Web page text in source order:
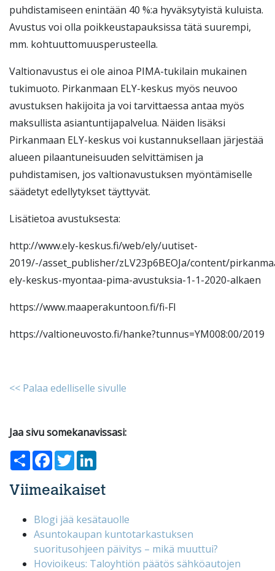
puhdistamiseen enintään 40 %:a hyväksytyistä kuluista.
Avustus voi olla poikkeustapauksissa tätä suurempi,
mm. kohtuuttomuusperusteella.
Valtionavustus ei ole ainoa PIMA-tukilain mukainen
tukimuoto. Pirkanmaan ELY-keskus myös neuvoo
avustuksen hakijoita ja voi tarvittaessa antaa myös
maksullista asiantuntijapalvelua. Näiden lisäksi
Pirkanmaan ELY-keskus voi kustannuksellaan järjestää
alueen pilaantuneisuuden selvittämisen ja
puhdistamisen, jos valtionavustuksen myöntämiselle
säädetyt edellytykset täyttyvät.
Lisätietoa avustuksesta:
http://www.ely-keskus.fi/web/ely/uutiset-
2019/-/asset_publisher/zLV23p6BEOJa/content/
ely-keskus-myontaa-pima-avustuksia-1-1-2020-alkaen
https://www.maaperakuntoon.fi/fi-FI
https://valtioneuvosto.fi/hanke?tunnus=YM008:00/2019
<< Palaa edelliselle sivulle
Jaa sivu somekanavissasi:
ShareFacebook
Twitter
Viimeaikaiset
Blogi jää kesätauolle
Asuntokaupan kuntotarkastuksen
suoritusohjeen päivitys – mikä muuttui?
Hovioikeus: Taloyhtiön päätös sähköautojen